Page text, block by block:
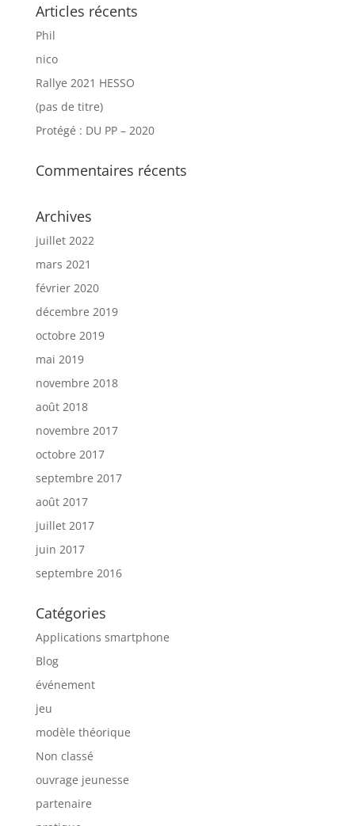
Articles récents
Phil
nico
Rallye 2021 HESSO
(pas de titre)
Protégé : DU PP – 2020
Commentaires récents
Archives
juillet 2022
mars 2021
février 2020
décembre 2019
octobre 2019
mai 2019
novembre 2018
août 2018
novembre 2017
octobre 2017
septembre 2017
août 2017
juillet 2017
juin 2017
septembre 2016
Catégories
Applications smartphone
Blog
événement
jeu
modèle théorique
Non classé
ouvrage jeunesse
partenaire